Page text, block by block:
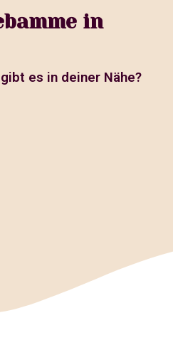
in
es in deiner Nähe?